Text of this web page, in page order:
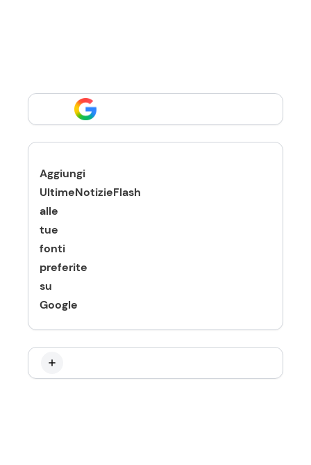
Aggiungi
UltimeNotizieFlash
alle
tue
fonti
preferite
su
Google